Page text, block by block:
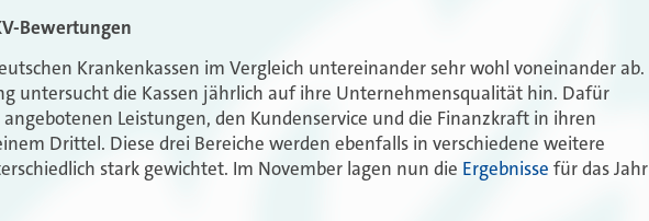
Bewertungen
Krankenkassen im Vergleich untereinander sehr wohl voneinander ab.
untersucht die Kassen jährlich auf ihre Unternehmensqualität hin. Dafür
Leistungen, den Kundenservice und die Finanzkraft in ihren
Drittel. Diese drei Bereiche werden ebenfalls in verschiedene weitere
stark gewichtet. Im November lagen nun die Ergebnisse für das Jahr